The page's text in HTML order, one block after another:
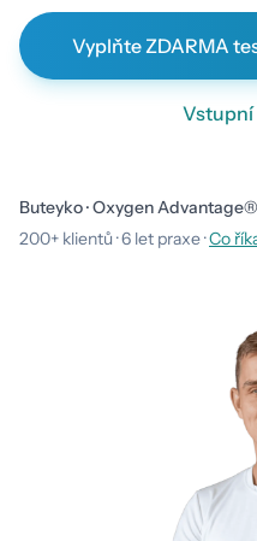
Vyplňte ZDARMA
Vstupní
Buteyko · Oxygen
200+ klientů · 6 let praxe ·Co